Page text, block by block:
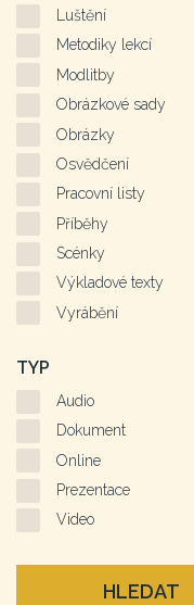
Luštění
Metodiky lekcí
Modlitby
Obrázkové sady
Obrázky
Osvědčení
Pracovní listy
Příběhy
Scénky
Výkladové texty
Vyrábění
TYP
Audio
Dokument
Online
Prezentace
Video
HLEDAT